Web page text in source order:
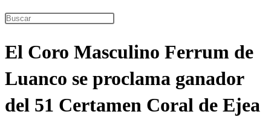
Buscar
esta
El Coro Masculino Ferrum de
Luanco se proclama ganador
del 51 Certamen Coral de Ejea